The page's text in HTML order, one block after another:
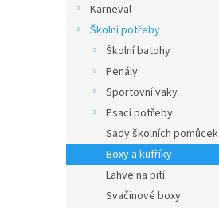
Karneval
Školní potřeby
Školní batohy
Penály
Sportovní vaky
Psací potřeby
Sady školních pomůcek
Boxy a kufříky
Lahve na pití
Svačinové boxy